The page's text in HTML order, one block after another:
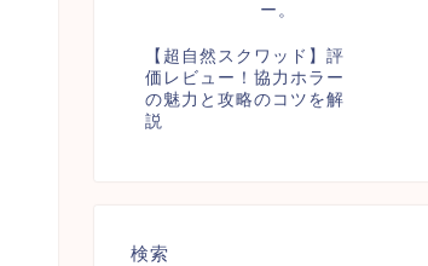
ー。
【超自然スクワッド】評
価レビュー！協力ホラー
の魅力と攻略のコツを解
説
検索